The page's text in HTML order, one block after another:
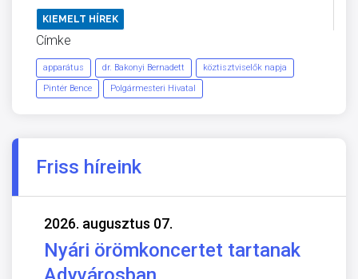
KIEMELT HÍREK
Címke
apparátus dr. Bakonyi Bernadett
köztisztviselők napja
Pintér Bence
Polgármesteri Hivatal
Friss híreink
2026. augusztus 07.
Nyári örömkoncertet tartanak